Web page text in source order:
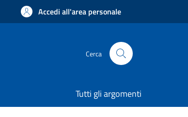
Accedi all'area personale
Cerca
Tutti gli argomenti